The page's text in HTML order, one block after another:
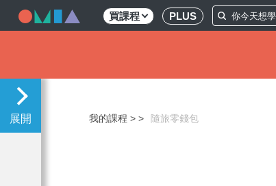
買課程 PLUS
我的課程 > 隨旅零錢包